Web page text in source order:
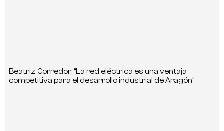
Beatriz Corredor: “La red eléctrica es una ventaja
competitiva para el desarrollo industrial de Aragón”